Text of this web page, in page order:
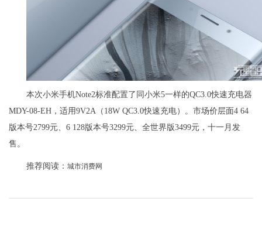
本次小米手机Note2标准配置了同小米5一样的QC3.0快速充电器
MDY-08-EH，适用9V2A（18W QC3.0快速充电）。市场价层面4 64
版本号2799元、6 128版本号3299元、全世界版3499元，十一月发
售。
推荐阅读： 城市消费网